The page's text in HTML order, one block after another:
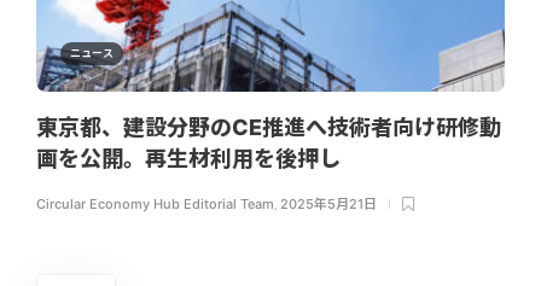
ニュース
東京都、建設分野のCE推進へ技術者向け研修動
画を公開。再生材利用を後押し
Circular Economy Hub Editorial Team 2025年5月21日